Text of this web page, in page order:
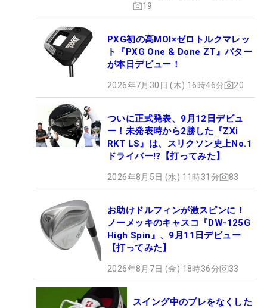
19
PXG初の高MOI×ゼロトルクマレッ
ト『PXG One & Done ZT』パター
が本日デビュー！
2026年7月30日 (木) 16時46分 20
ついに正式発表、9月12日デビュ
ー！未発表時から2勝した『ZXi
RKT LS』は、スリクソン史上No.1
ドライバー!?【打ってみた】
2026年8月5日 (水) 11時31分 83
お助けドルフィンが激スピンに！
ノーメッキのキャスコ『DW-125G
High Spin』、9月11日デビュー
【打ってみた】
2026年8月7日 (金) 18時36分 33
スイング中のブレをなくした